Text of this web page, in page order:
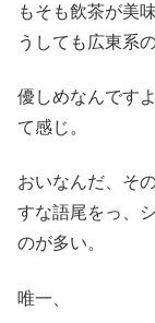
もそも飲茶が美
うしても広東系
優しめなんです
て感じ。
おいなんだ、そ
すな語尾をっ、
のが多い。
唯一、